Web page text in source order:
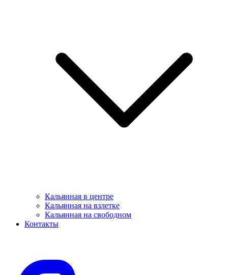
Кальянная в центре
Кальянная на взлетке
Кальянная на свободном
Контакты